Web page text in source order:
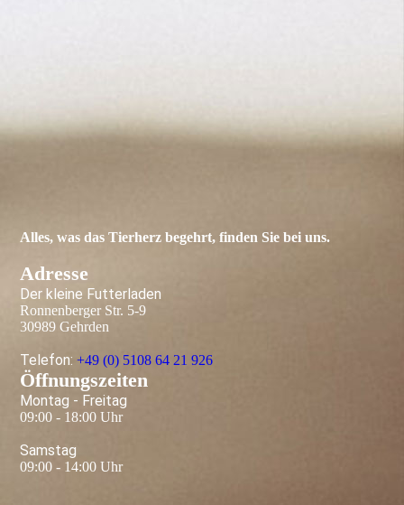
Alles, was das Tier­herz begehrt, finden Sie bei uns.
Adresse
Der kleine Futterladen
Ronnenberger Str. 5-9
30989 Gehrden
Telefon:+49 (0) 5108 64 21 926
Öffnungszeiten
Montag - Freitag
09:00 - 18:00 Uhr
Samstag
09:00 - 14:00 Uhr